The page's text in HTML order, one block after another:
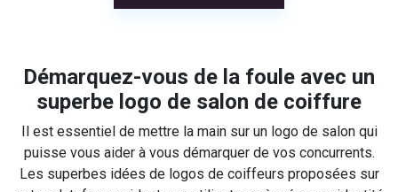
Démarquez-vous de la foule avec un
superbe logo de salon de coiffure
Il est essentiel de mettre la main sur un logo de salon qui
puisse vous aider à vous démarquer de vos concurrents.
Les superbes idées de logos de coiffeurs proposées sur